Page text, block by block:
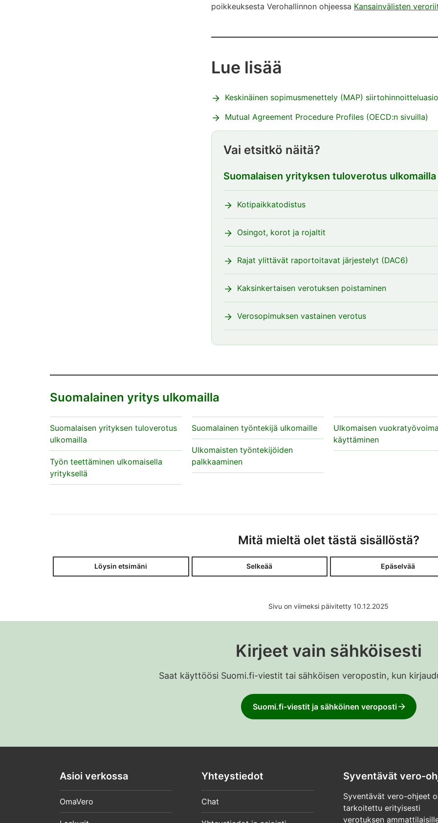
poikkeuksesta Verohallinnon ohjeessa Kansainvälisten
Lue lisää
Keskinäinen sopimusmenettely (MAP)
Mutual Agreement Procedure Profiles (OECD:n sivuilla)
Vai etsitkö näitä?
Suomalaisen yrityksen tuloverotus ulkomailla
Kotipaikkatodistus
Osingot, korot ja rojaltit
Rajat ylittävät raportoitavat järjestelyt (DAC6)
Kaksinkertaisen verotuksen poistaminen
Verosopimuksen vastainen verotus
Suomalainen yritys ulkomailla
Suomalaisen yrityksen tuloverotus
ulkomailla
Työn teettäminen ulkomaisella
yrityksellä
Suomalainen työntekijä ulkomaille
Ulkomaisten työntekijöiden
palkkaaminen
Ulkomaisen
käyttäminen
Mitä mieltä olet tästä sisällöstä?
Löysin etsimäni Selkeää Epäselvää
Sivu on viimeksi päivitetty 10.12.2025
Kirjeet vain sähköisesti
Saat käyttöösi Suomi.fi-viestit tai sähköisen veropostin, kun
Suomi.fi-viestit ja sähköinen veroposti
Asioi verkossa
OmaVero
Yhteystiedot
Chat
Syventävät vero-
Syventävät vero-ohjeet
tarkoitettu erityisesti
verotuksen